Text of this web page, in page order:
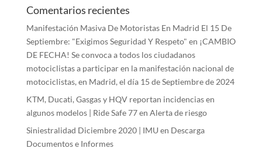
Comentarios recientes
Manifestación Masiva De Motoristas En Madrid El 15 De
Septiembre: "Exigimos Seguridad Y Respeto" en ¡CAMBIO
DE FECHA! Se convoca a todos los ciudadanos
motociclistas a participar en la manifestación nacional de
motociclistas, en Madrid, el día 15 de Septiembre de 2024
KTM, Ducati, Gasgas y HQV reportan incidencias en
algunos modelos | Ride Safe 77en Alerta de riesgo
Siniestralidad Diciembre 2020 | IMU en Descarga
Documentos e Informes